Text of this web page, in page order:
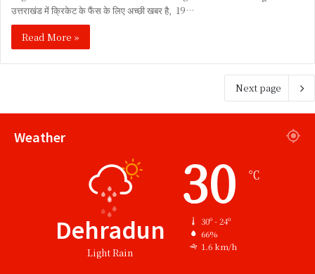
उत्तराखंड में क्रिकेट के फैंस के लिए अच्छी खबर है, 19…
Read More »
Next page
Weather
Dehradun
Light Rain
30 ℃
30º - 24º
66%
1.6 km/h